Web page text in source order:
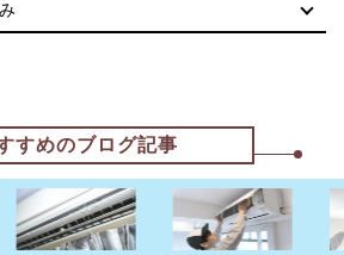
すめのブログ記事